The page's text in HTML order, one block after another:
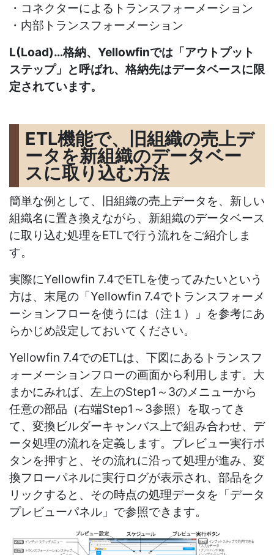
・コネクターによるトランスフォーメーション
・内部トランスフォーメーション
L(Load)…格納、Yellowfinでは「アウトプット
ステップ」と呼ばれ、格納先はデータベースに限
定されています。
ETL機能で、旧組織の売上デ
ータを新組織のデータベー
スに取り込む方法
簡単な例として、旧組織の売上データを、新しい
組織名に置き換えながら、新組織のデータベース
に取り込む処理をETLで行う流れをご紹介しま
す。
実際にYellowfin 7.4でETLを使ってみたいという
方は、末尾の「Yellowfin 7.4でトランスフォーメ
ーションフローを使うには（注１）」を参考にあ
らかじめ設定しておいてください。
Yellowfin 7.4でのETLは、下図にあるトランスフ
ォーメーションフローの画面から利用します。大
まかにみれば、左上のStep1～3のメニューから
任意の部品（右端Step1～3参照）を取ってき
て、変換ビルダーキャンバス上で組み合わせ、デ
ータ処理の流れを定義します。プレビュー実行ボ
タンを押すと、その流れに沿って処理が進み、変
換フローパネルに実行ログが表示され、部品をク
リックすると、その時点の処理データを「データ
プレビューパネル」で参照できます。